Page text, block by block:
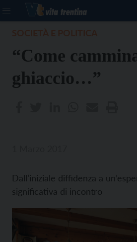
“Come
ghiaccio…”
Dall’iniziale diffidenza a
significativa di incontro